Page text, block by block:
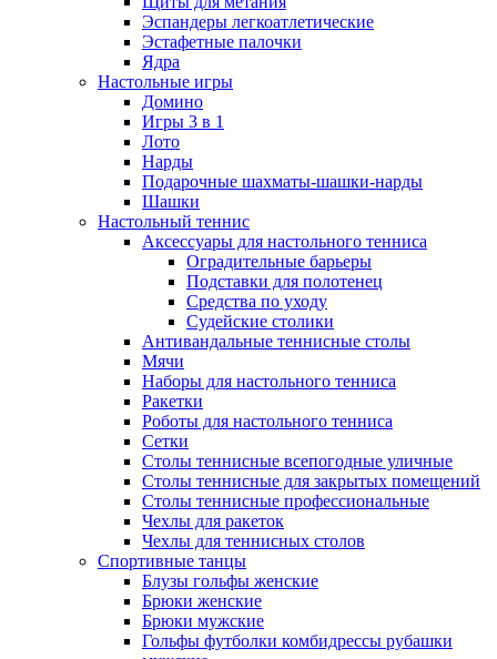
Эспандеры легкоатлетические
Эстафетные палочки
Ядра
Настольные игры
Домино
Игры 3 в 1
Лото
Нарды
Подарочные шахматы-шашки-нарды
Шашки
Настольный теннис
Аксессуары для настольного тенниса
Оградительные барьеры
Подставки для полотенец
Средства по уходу
Судейские столики
Антивандальные теннисные столы
Мячи
Наборы для настольного тенниса
Ракетки
Роботы для настольного тенниса
Сетки
Столы теннисные всепогодные уличные
Столы теннисные для закрытых помещений
Столы теннисные профессиональные
Чехлы для ракеток
Чехлы для теннисных столов
Спортивные танцы
Блузы гольфы женские
Брюки женские
Брюки мужские
Гольфы футболки комбидрессы рубашки